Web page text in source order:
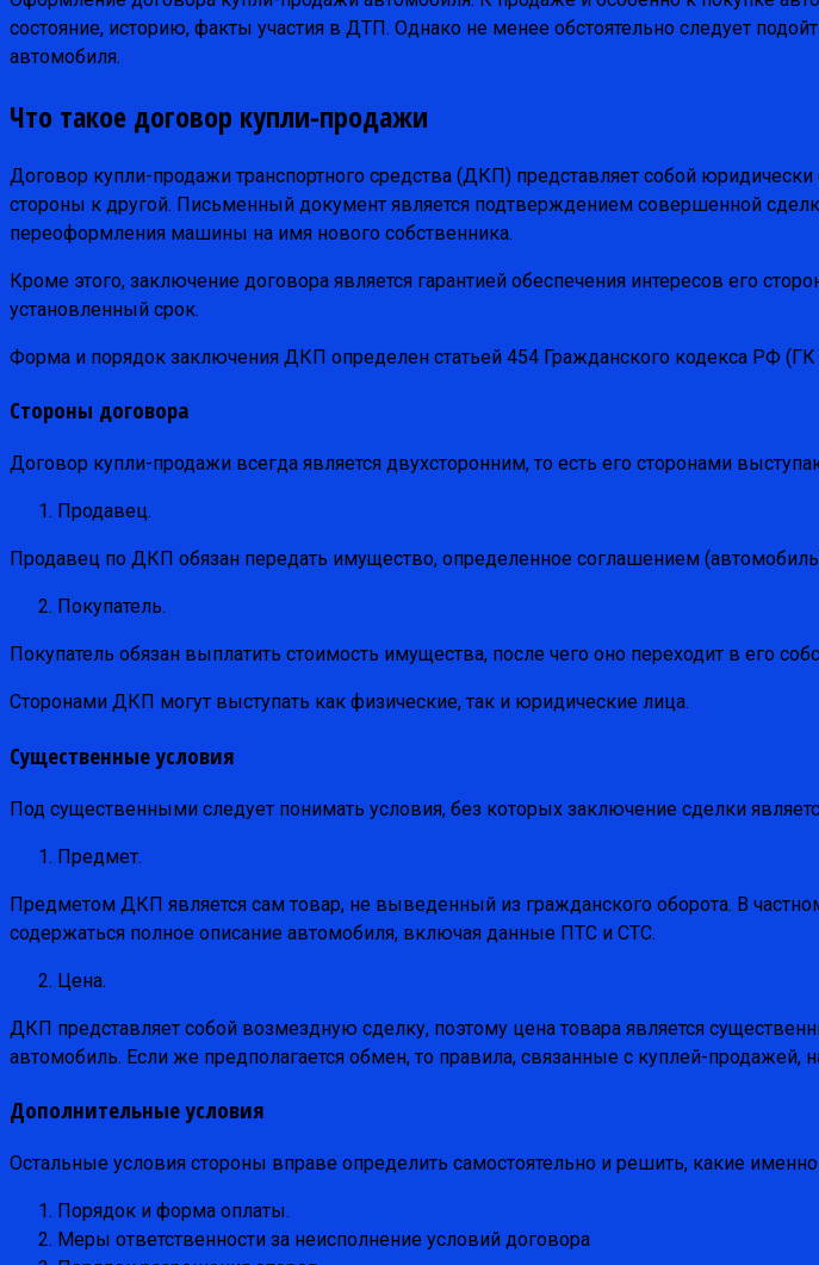
состояние, историю, факты участия в ДТП. Однако не менее обстоятельно следует
автомобиля.
Что такое договор купли-продажи
Договор купли-продажи транспортного средства (ДКП) представляет собой
стороны к другой. Письменный документ является подтверждением совершенной
переоформления машины на имя нового собственника.
Кроме этого, заключение договора является гарантией обеспечения интересов его
установленный срок.
Форма и порядок заключения ДКП определен статьей 454 Гражданского кодекса РФ
Стороны договора
Договор купли-продажи всегда является двухсторонним, то есть его сторонами
Продавец.
Продавец по ДКП обязан передать имущество, определенное соглашением (автомобиль)
Покупатель.
Покупатель обязан выплатить стоимость имущества, после чего оно переходит в его
Сторонами ДКП могут выступать как физические, так и юридические лица.
Существенные условия
Под существенными следует понимать условия, без которых заключение сделки
Предмет.
Предметом ДКП является сам товар, не выведенный из гражданского оборота. В
содержаться полное описание автомобиля, включая данные ПТС и СТС.
Цена.
ДКП представляет собой возмездную сделку, поэтому цена товара является
автомобиль. Если же предполагается обмен, то правила, связанные с куплей-продажей,
Дополнительные условия
Остальные условия стороны вправе определить самостоятельно и решить, какие
Порядок и форма оплаты.
Меры ответственности за неисполнение условий договора